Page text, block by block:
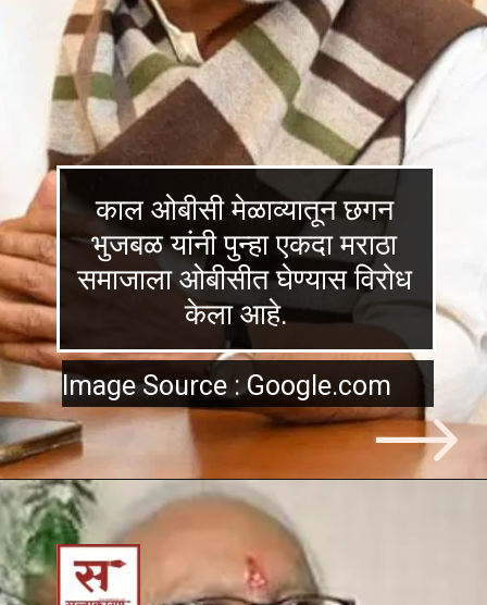
काल ओबीसी मेळाव्यातून छगन
भुजबळ यांनी पुन्हा एकदा मराठा
समाजाला ओबीसीत घेण्यास विरोध
केला आहे.
Image Source : Google.com